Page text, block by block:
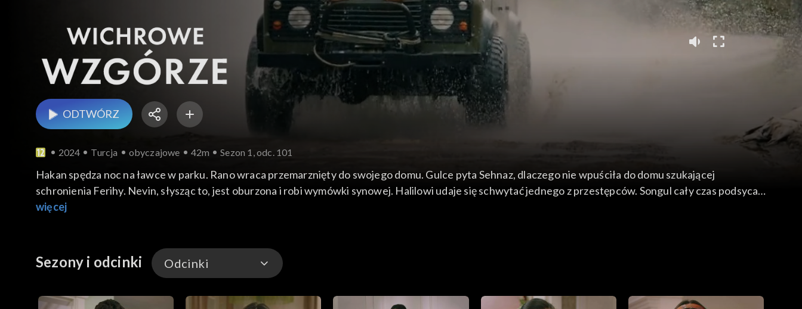
ODTWÓRZ
2024 Turcja obyczajowe 42m Sezon 1, odc. 101
Hakan spędza noc na ławce w parku. Rano wraca przemarznięty do swojego domu. Gulce pyta Sehnaz, dlaczego nie wpuściła do domu szukającej
schronienia Ferihy. Nevin, słysząc to, jest oburzona i robi wymówki synowej. Halilowi udaje się schwytać jednego z przestępców. Songul cały czas podsyca
niepokój Gulhan i podburza ją przeciwko Zeynep.
więcej
Sezony i odcinki Odcinki
Odcinki